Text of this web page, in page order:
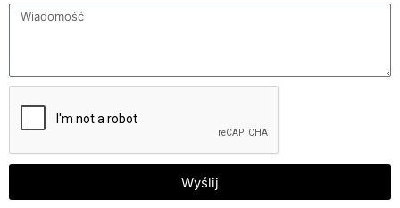
Wyślij